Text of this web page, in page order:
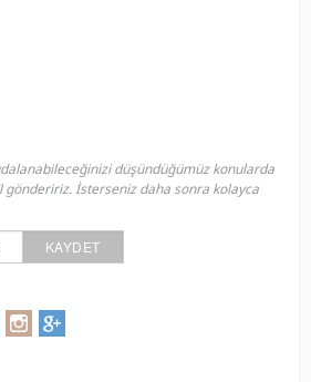
düşündüğümüz konularda
İsterseniz daha sonra kolayca
KAYDET